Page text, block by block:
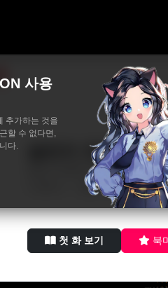
사용
추가하는 것을
할 수 없다면,
다.
술탄의 전리품이
술탄이 정복한 소국의 공주, 라
다 했더니… 젠장, 빙의 사흘 만에
첫 화 보기 북